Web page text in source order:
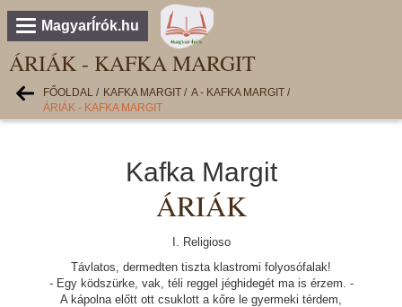
MagyarÍrók.hu
ÁRIÁK - KAFKA MARGIT
FŐOLDAL / KAFKA MARGIT / A - KAFKA MARGIT /
ÁRIÁK - KAFKA MARGIT
Kafka Margit
ÁRIÁK
I. Religioso
Távlatos, dermedten tiszta klastromi folyosófalak!
- Egy ködszürke, vak, téli reggel jéghidegét ma is érzem. -
A kápolna előtt ott csuklott a kőre le gyermeki térdem,